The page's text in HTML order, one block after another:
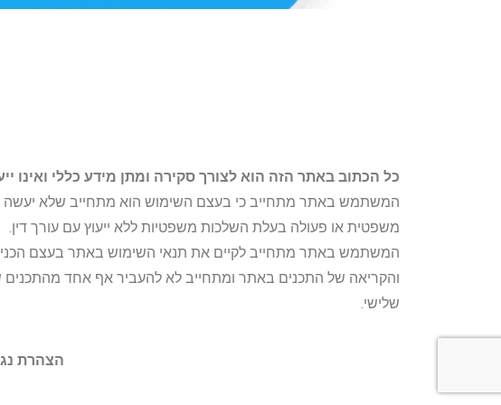
כל הכתוב באתר הזה הוא לצורך סקירה ומתן מידע כללי ואינו
המשתמש באתר מתחייב כי בעצם השימוש הוא מתחייב שלא יעשה
משפטית או פעולה בעלת השלכות משפטיות ללא ייעוץ עם עורך דין.
המשתמש באתר מתחייב לקיים את תנאי השימוש באתר בעצם
והקריאה של התכנים באתר ומתחייב לא להעביר אף אחד
שלישי.
הצהרת